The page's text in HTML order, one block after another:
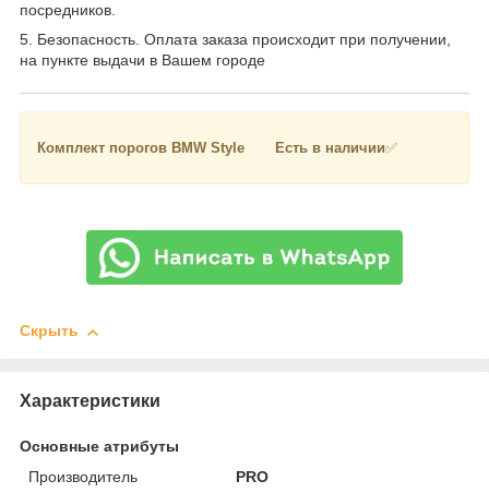
посредников.
5. Безопасность. Оплата заказа происходит при получении,
на пункте выдачи в Вашем городе
Комплект порогов BMW Style Есть в наличии✅
Скрыть
Характеристики
Основные атрибуты
Производитель
PRO